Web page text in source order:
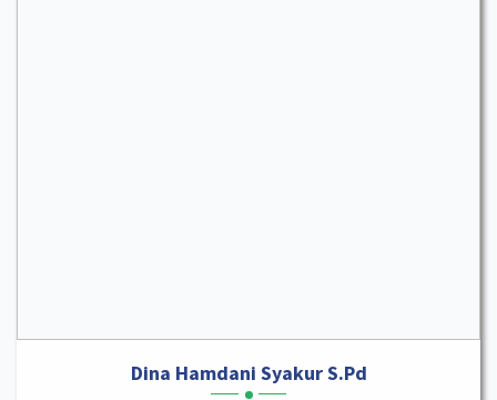
Dina Hamdani Syakur S.Pd